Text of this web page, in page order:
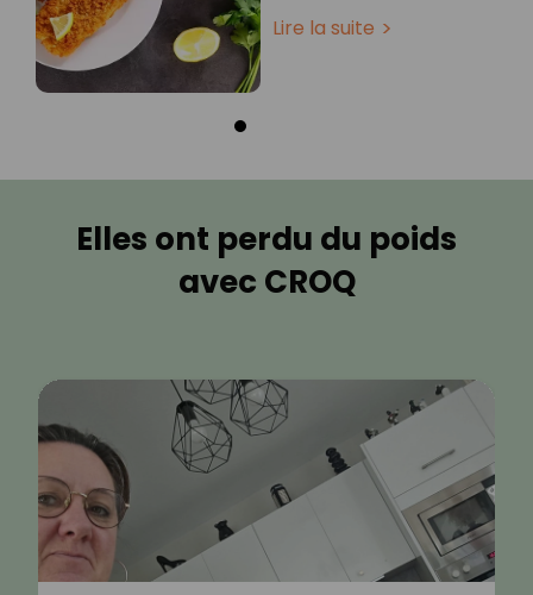
Lire la suite
Elles ont perdu du poids
avec CROQ